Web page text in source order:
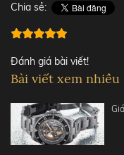
Chia sẻ:
Đánh giá bài viết!
Bài viết xem nhiều